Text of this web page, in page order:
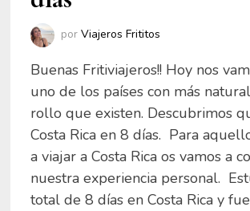
por Viajeros Frititos
Buenas Fritiviajeros!! Hoy nos
uno de los países con más
rollo que existen. Descubrimos
Costa Rica en 8 días. Para
a viajar a Costa Rica os vamos a
nuestra experiencia personal.
total de 8 días en Costa Rica y